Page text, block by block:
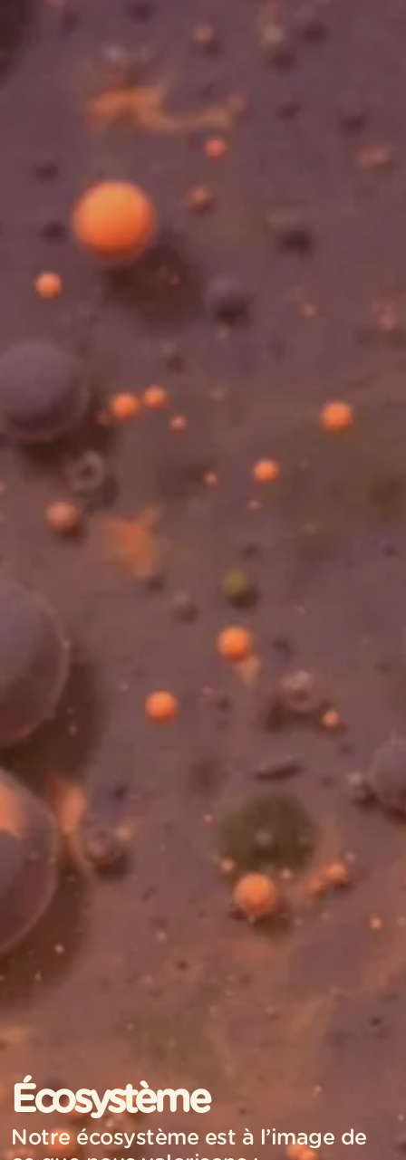
Écosystème
Notre écosystème est à l’image de